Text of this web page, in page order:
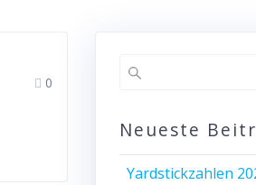
0
Neueste
Yardstickzahlen